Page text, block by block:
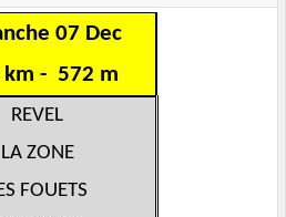
07 Dec
km - 572 m
REVEL
LA ZONE
FOUETS